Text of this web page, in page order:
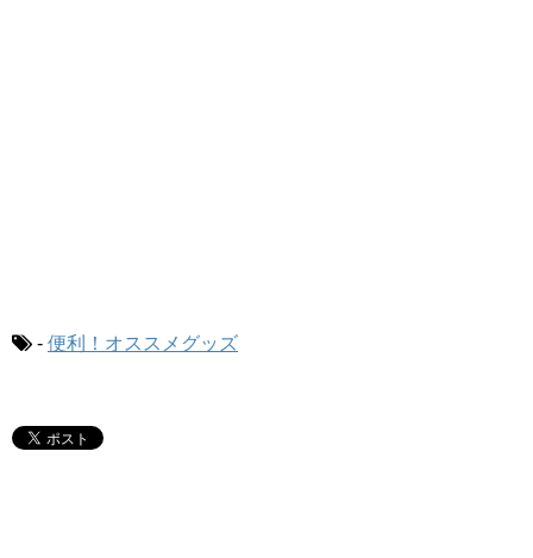
- 便利！オススメグッズ